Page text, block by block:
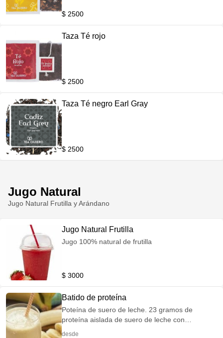
$ 2500
Taza Té rojo
$ 2500
Taza Té negro Earl Gray
$ 2500
Jugo Natural
Jugo Natural Frutilla y Arándano
Jugo Natural Frutilla
Jugo 100% natural de frutilla
$ 3000
Batido de proteína
Poteína de suero de leche. 23 gramos de
proteína aislada de suero de leche con
desde